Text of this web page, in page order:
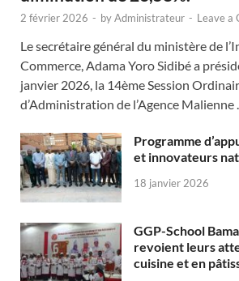
2 février 2026 - byAdministrateur - Leave a
Le secrétaire général du ministère de
Commerce, Adama Yoro Sidibé a
janvier 2026, la 14ème Session
d’Administration de l’Agence Malienne …
Programme
et innovateurs
18 janvier 2026
GGP-School
revoient leurs
cuisine et en